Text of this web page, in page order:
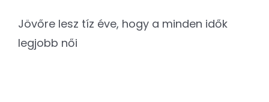
Jövőre lesz tíz éve, hogy a minden idők
legjobb női